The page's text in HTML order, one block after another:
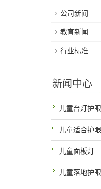
公司新闻
教育新闻
行业标准
新闻中心
儿童台灯护
儿童适合护
儿童面板灯
儿童落地护